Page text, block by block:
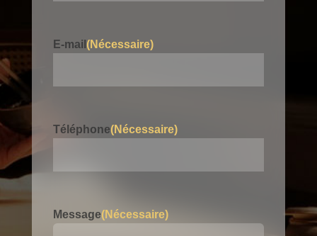
E-mail (Nécessaire)
Téléphone(Nécessaire)
Message(Nécessaire)